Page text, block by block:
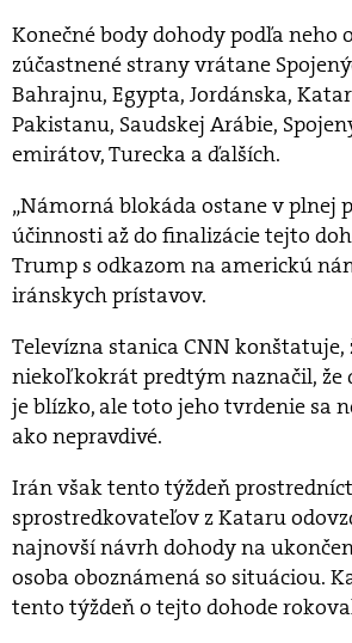
Konečné body dohody podľa neho
zúčastnené strany vrátane
Bahrajnu, Egypta, Jordánska,
Pakistanu, Saudskej Arábie,
emirátov, Turecka a ďalších.
„Námorná blokáda ostane v plnej
účinnosti až do finalizácie tejto
Trump s odkazom na americkú
iránskych prístavov.
Televízna stanica CNN konštatuje,
niekoľkokrát predtým naznačil, že
je blízko, ale toto jeho tvrdenie sa
ako nepravdivé.
Irán však tento týždeň
sprostredkovateľov z Kataru
najnovší návrh dohody na
osoba oboznámená so situáciou.
tento týždeň o tejto dohode